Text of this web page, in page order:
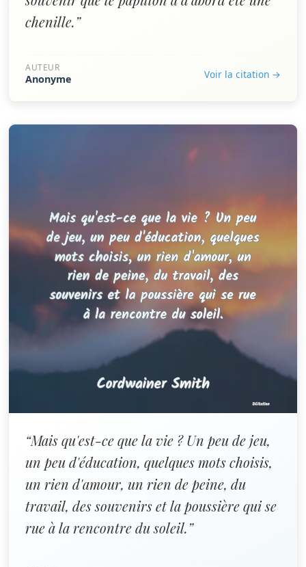
chenille.”
AUTEUR
Anonyme Voir la citation →
“Mais qu'est-ce que la vie ? Un peu de jeu,
un peu d'éducation, quelques mots choisis,
un rien d'amour, un rien de peine, du
travail, des souvenirs et la poussière qui se
rue à la rencontre du soleil.”